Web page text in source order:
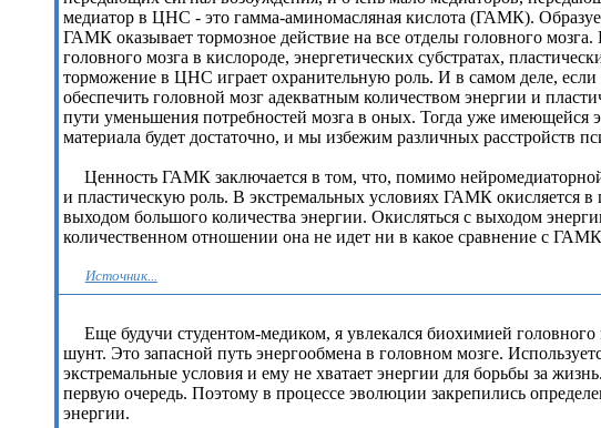
медиатор в ЦНС - это гамма-аминомасляная кислота (ГАМК).
ГАМК оказывает тормозное действие на все отделы головного
головного мозга в кислороде, энергетических субстратах,
торможение в ЦНС играет охранительную роль. И в самом деле,
обеспечить головной мозг адекватным количеством энергии и
пути уменьшения потребностей мозга в оных. Тогда уже имеющейся
материала будет достаточно, и мы избежим различных расстройств
Ценность ГАМК заключается в том, что, помимо
и пластическую роль. В экстремальных условиях ГАМК окисляется
выходом большого количества энергии. Окисляться с выходом
количественном отношении она не идет ни в какое сравнение с
Источник...
Еще будучи студентом-медиком, я увлекался биохимией
шунт. Это запасной путь энергообмена в головном мозге.
экстремальные условия и ему не хватает энергии для борьбы за
первую очередь. Поэтому в процессе эволюции закрепились
энергии.